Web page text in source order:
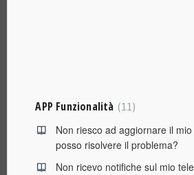
APP Funzionalità 11
Non riesco ad aggiornare il
posso risolvere il problema?
Non ricevo notifiche sul mio